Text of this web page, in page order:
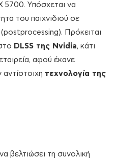
5700. Yπόσχεται να
του παιχνιδιού σε
Πρόκειται
DLSS της Nvidia, κάτι
αφού έκανε
αντίστοιχη τεχνολογία της
βελτιώσει τη συνολική